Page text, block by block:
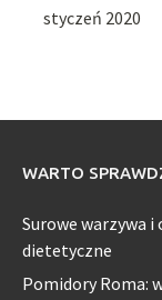
styczeń 2020
WARTO
Surowe warzywa
dietetyczne
Pomidory Roma: